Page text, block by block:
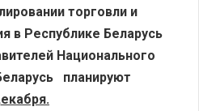
торговли и
в Республике Беларусь
Национального
планируют